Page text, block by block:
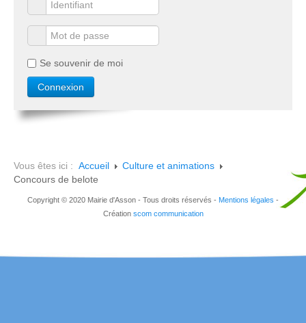
Se souvenir de moi
Vous êtes ici : Accueil
Culture et animations
Concours de belote
Copyright © 2020 Mairie d'Asson - Tous droits réservés - Mentions légales -
Création scom communication